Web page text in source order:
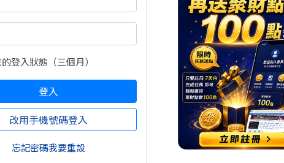
尚有2張圖，1330字元(含語法)未完
閱全文
註冊再送聚財點數 20 點
買點數
立即線上購買
超商買真方便
快速購點
( 刷卡、Line Pay、Apple
Pay、Google Pay )
登入狀態（三個月）
登入
改用手機號碼登入
忘記密碼我要重設